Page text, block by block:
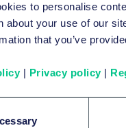
to personalise
about your use of our
that you’ve
| Privacy policy |